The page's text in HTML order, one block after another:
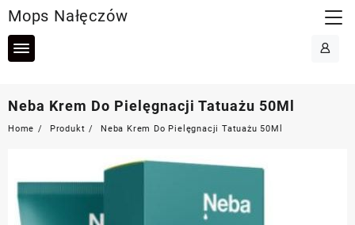
to
content
Mops Nałęczów
Neba Krem Do Pielęgnacji Tatuażu 50Ml
Home Produkt Neba Krem Do Pielęgnacji Tatuażu 50Ml